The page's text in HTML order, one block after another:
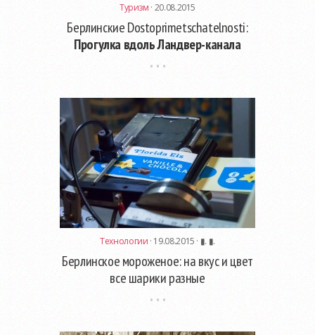
Туризм · 20.08.2015
Берлинские Dostoprimetschatelnosti:
Прогулка вдоль Ландвер-канала
Технологии · 19.08.2015 · ▮. ▮.
Берлинское мороженое: на вкус и цвет
все шарики разные